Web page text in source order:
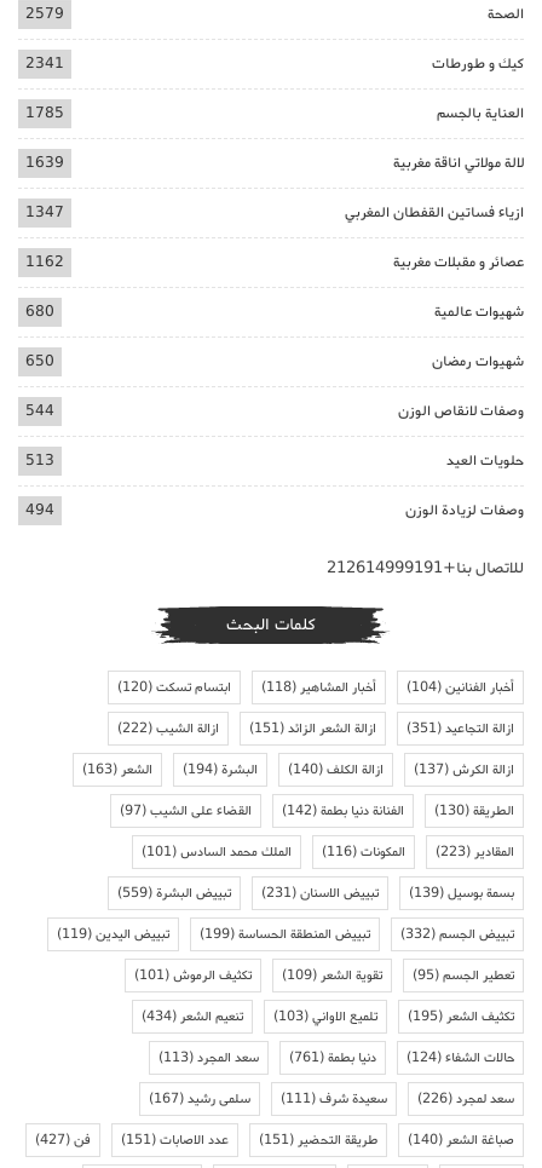
الصحة 2579
كيك و طورطات 2341
العناية بالجسم 1785
لالة مولاتي اناقة مغربية 1639
ازياء فساتين القفطان المغربي 1347
عصائر و مقبلات مغربية 1162
شهيوات عالمية 680
شهيوات رمضان 650
وصفات لانقاص الوزن 544
حلويات العيد 513
وصفات لزيادة الوزن 494
للاتصال بنا+212614999191
كلمات البحث
أخبار الفنانين(104) أخبار المشاهير (118) ابتسام تسكت(120)
ازالة التجاعيد(351) ازالة الشعر الزائد(151) ازالة الشيب(222)
ازالة الكرش(137) ازالة الكلف(140) البشرة(194) الشعر (163)
الطريقة(130) الفنانة دنيا بطمة(142) القضاء على الشيب(97)
المقادير (223) المكونات(116) الملك محمد السادس(101)
بسمة بوسيل(139) تبييض الاسنان(231) تبييض البشرة(559)
تبييض الجسم(332) تبييض المنطقة الحساسة(199) تبييض اليدين(119)
تعطير الجسم(95) تقوية الشعر (109) تكثيف الرموش(101)
تكثيف الشعر (195) تلميع الاواني(103) تنعيم الشعر (434)
حالات الشفاء(124) دنيا بطمة(761) سعد المجرد(113)
سعد لمجرد(226) سعيدة شرف(111) سلمى رشيد(167)
صباغة الشعر (140) طريقة التحضير (151) عدد الاصابات(151) فن(427)